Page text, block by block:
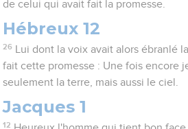
de celui qui avait fait la promesse.
Hébreux 12
26
Lui dont la voix avait alors ébranlé
fait cette promesse : Une fois encore
seulement la terre, mais aussi le ciel.
Jacques 1
12